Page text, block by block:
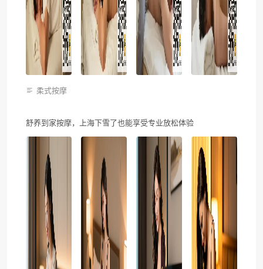
柔式按摩
舒养到家按摩，上海下雪了也能享受专业放松体验